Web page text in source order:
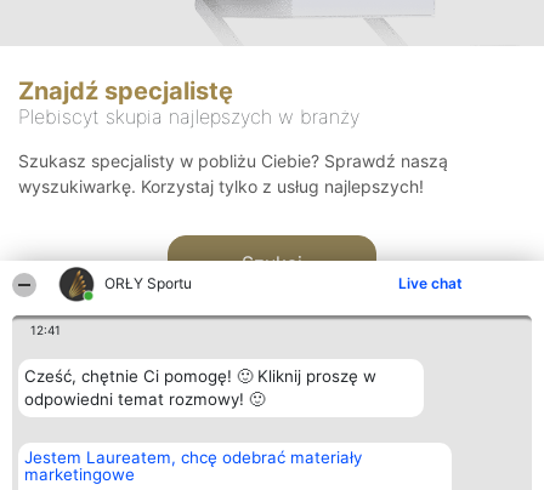
ORŁY Sportu Live chat
12:41
Cześć, chętnie Ci pomogę! 🙂 Kliknij proszę w
odpowiedni temat rozmowy! 🙂
Jestem Laureatem, chcę odebrać materiały
marketingowe
Znajdź specjalistę
Plebiscyt skupia najlepszych w branży
Szukasz specjalisty w pobliżu Ciebie? Sprawdź naszą
wyszukiwarkę. Korzystaj tylko z usług najlepszych!
Szukaj
Organizator plebiscytu
Bright Side Solutions sp. z o.
o. sp. k.
Plebiscyt
Laureaci
Kontakt
Kontakt